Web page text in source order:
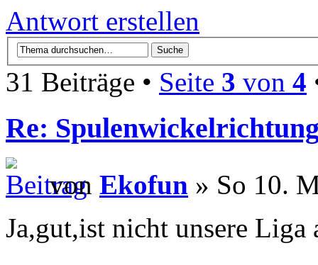
Antwort erstellen
31 Beiträge • Seite 3 von 4
Re:
von Ekofun » So 10.
Ja,gut,ist nicht unsere Liga